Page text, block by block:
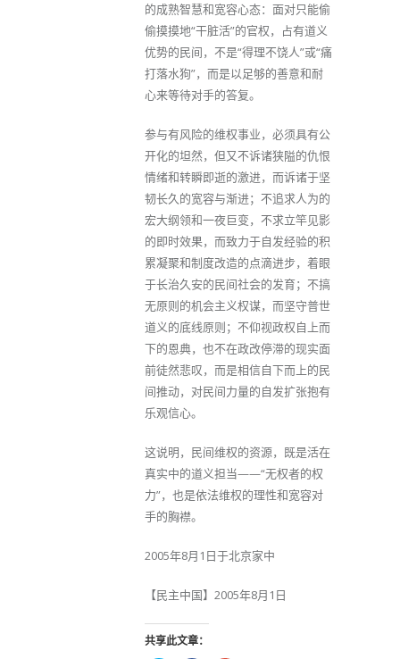
的成熟智慧和宽容心态：面对只能偷
偷摸摸地“干脏活”的官权，占有道义
优势的民间，不是“得理不饶人”或“痛
打落水狗”，而是以足够的善意和耐
心来等待对手的答复。
参与有风险的维权事业，必须具有公
开化的坦然，但又不诉诸狭隘的仇恨
情绪和转瞬即逝的激进，而诉诸于坚
韧长久的宽容与渐进；不追求人为的
宏大纲领和一夜巨变，不求立竿见影
的即时效果，而致力于自发经验的积
累凝聚和制度改造的点滴进步，着眼
于长治久安的民间社会的发育；不搞
无原则的机会主义权谋，而坚守普世
道义的底线原则；不仰视政权自上而
下的恩典，也不在政改停滞的现实面
前徒然悲叹，而是相信自下而上的民
间推动，对民间力量的自发扩张抱有
乐观信心。
这说明，民间维权的资源，既是活在
真实中的道义担当——“无权者的权
力”，也是依法维权的理性和宽容对
手的胸襟。
2005年8月1日于北京家中
【民主中国】2005年8月1日
共享此文章：